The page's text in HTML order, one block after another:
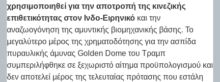
χρησιμοποιηθεί για την αποτροπή της κινεζικής
επιθετικότητας στον Ινδο-Ειρηνικό και την
αναζωογόνηση της αμυντικής βιομηχανικής βάσης. Το
μεγαλύτερο μέρος της χρηματοδότησης για την ασπίδα
πυραυλικής άμυνας Golden Dome του Τραμπ
συμπεριλήφθηκε σε ξεχωριστό αίτημα προϋπολογισμού και
δεν αποτελεί μέρος της τελευταίας πρότασης που εστάλη